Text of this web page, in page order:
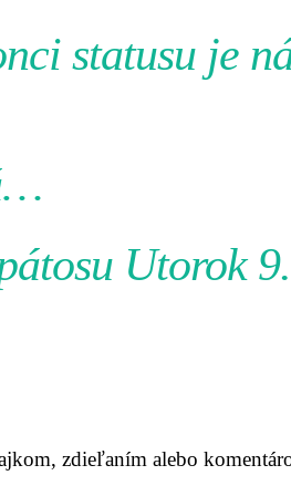
statusu je
Utorok 9.
zdieľaním alebo